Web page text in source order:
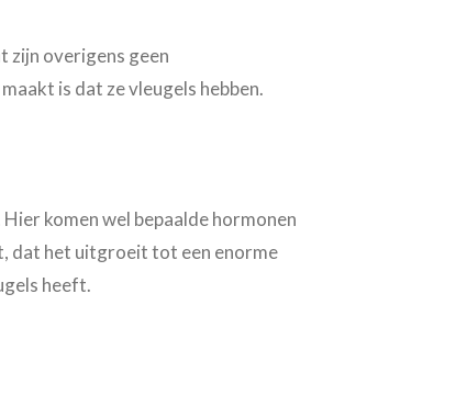
zijn overigens geen
is dat ze vleugels hebben.
komen wel bepaalde hormonen
dat het uitgroeit tot een enorme
heeft.